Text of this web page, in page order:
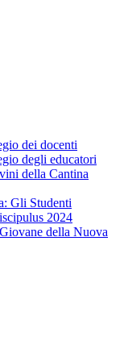
dei docenti
degli educatori
della Cantina
Gli Studenti
2024
della Nuova